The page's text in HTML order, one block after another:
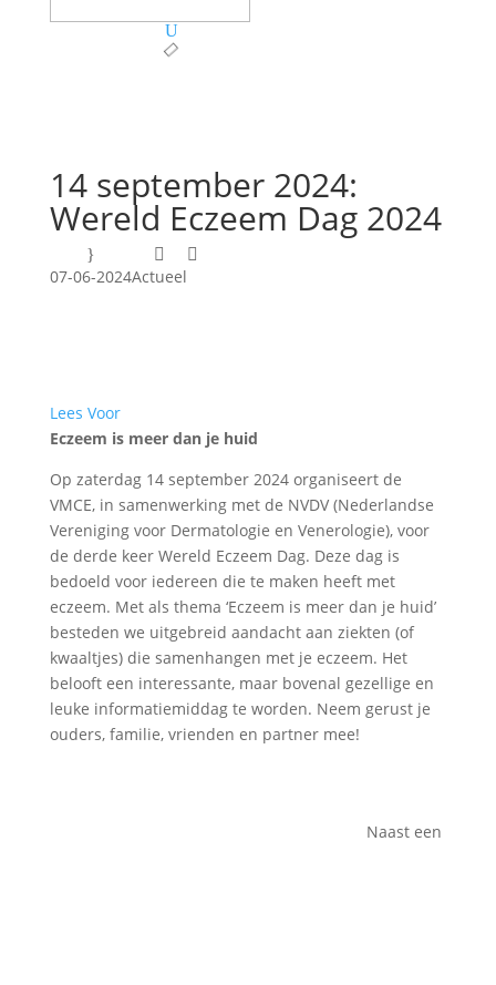
U

14 september 2024:
Wereld Eczeem Dag 2024
}
07-06-2024

Actueel

Lees Voor
Eczeem is meer dan je huid
Op zaterdag 14 september 2024 organiseert de
VMCE, in samenwerking met de NVDV (Nederlandse
Vereniging voor Dermatologie en Venerologie), voor
de derde keer Wereld Eczeem Dag. Deze dag is
bedoeld voor iedereen die te maken heeft met
eczeem. Met als thema ‘Eczeem is meer dan je huid’
besteden we uitgebreid aandacht aan ziekten (of
kwaaltjes) die samenhangen met je eczeem. Het
belooft een interessante, maar bovenal gezellige en
leuke informatiemiddag te worden. Neem gerust je
ouders, familie, vrienden en partner mee!
Naast een